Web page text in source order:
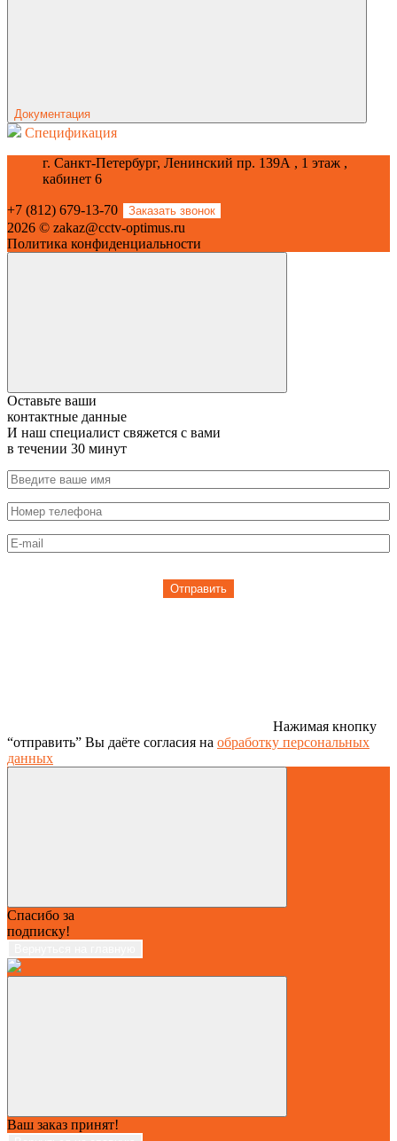
Документация
Спецификация
г. Санкт-Петербург, Ленинский пр. 139А , 1 этаж ,
кабинет 6
+7 (812) 679-13-70 Заказать звонок
2026 © zakaz@cctv-optimus.ru
Политика конфиденциальности
Оставьте ваши
контактные данные
И наш специалист свяжется с вами
в течении 30 минут
Отправить
Нажимая кнопку
“отправить” Вы даёте согласия на обработку персональных
данных
Спасибо за
подписку!
Ваш заказ принят!